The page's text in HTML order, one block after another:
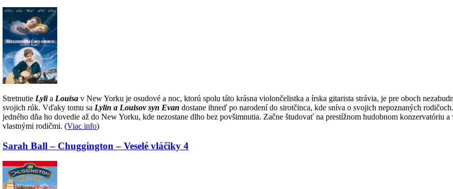
Stretnutie Lylia Louisa v New Yorku je osudové a noc, ktorú spolu táto krásna violončelistka a írska gitarista strávia, je pre oboch
svojich rúk. Vďaky tomu sa Lylin a Louisov syn Evan dostane ihneď po narodení do sirotčinca, kde sníva o svojich nepoznaných rodičoch.
jedného dňa ho dovedie až do New Yorku, kde nezostane dlho bez povšimnutia. Začne študovať na prestížnom hudobnom konzervatóriu
vlastnými rodičmi. (Viac info)
Sarah Ball – Chuggington – Veselé vláčiky 4